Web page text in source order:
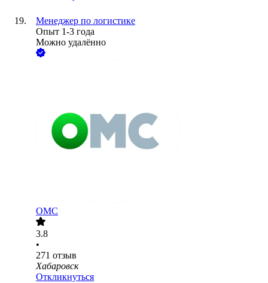
Менеджер по логистике
Опыт 1-3 года
Можно удалённо
ОМС
3.8
•
271 отзыв
Хабаровск
Откликнуться